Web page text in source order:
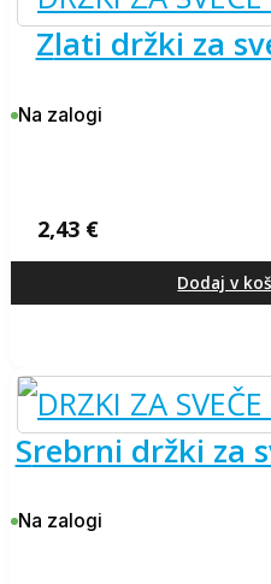
zlati držki za
Na zalogi
2,43 €
Dodaj v
srebrni držki za
Na zalogi